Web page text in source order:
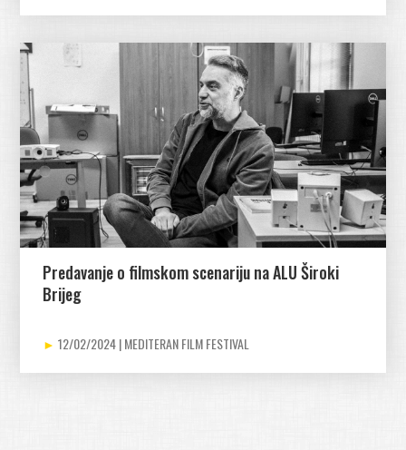
Predavanje o filmskom scenariju na ALU Široki
Brijeg
12/02/2024